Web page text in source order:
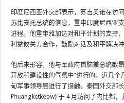
印度尼西亚外交部表示，苏吉奥诺在访
苏比安托总统的信息，重申印度尼西亚
进程。他重申雅加达对和平计划的支持
利益攸关方合作，鼓励对话及和平解决冲
他后来形容，他与军政府首脑兼总统敏
开放和建设性的气氛中”进行的。近几
甸军事领导层进行了接触。泰国外交部
Phuangketkeow) 于 4 月访问了内比都